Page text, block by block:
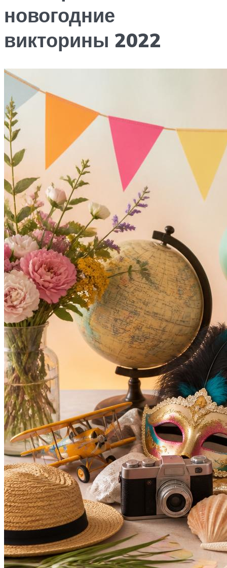
новогодние
викторины 2022